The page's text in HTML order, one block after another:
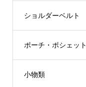
ショルダーベルト
ポーチ・ポシェット
小物類